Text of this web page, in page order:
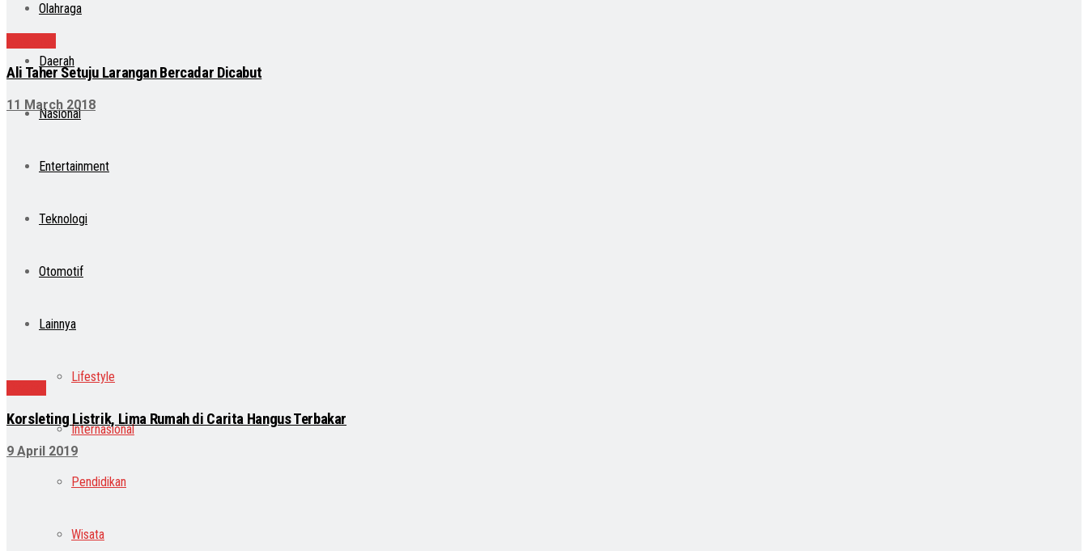
Olahraga
Daerah
Nasional
Entertainment
Teknologi
Otomotif
Lainnya
Lifestyle
Internasional
Pendidikan
Wisata
Ali Taher Setuju Larangan Bercadar Dicabut
11 March 2018
Korsleting Listrik, Lima Rumah di Carita Hangus Terbakar
9 April 2019